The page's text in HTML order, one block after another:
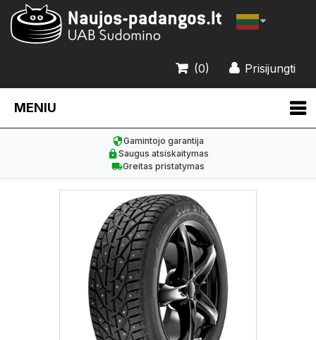
Prisijungti
(0)
MENIU
Gamintojo garantija
Saugus atsiskaitymas
Greitas pristatymas